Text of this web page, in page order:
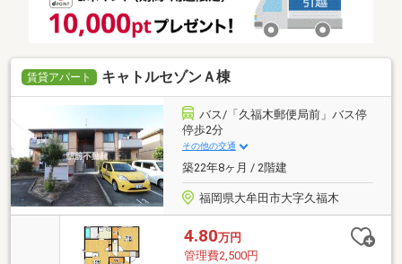
賃貸アパート キャトルセゾンＡ棟
バス/「久福木郵便局前」バス停
停歩2分
その他の交通
築22年8ヶ月 / 2階建
福岡県大牟田市大字久福木
4.80万円
管理費2,500円